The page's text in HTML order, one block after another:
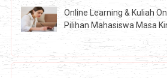
Online Learning & Kuliah
Pilihan Mahasiswa Masa